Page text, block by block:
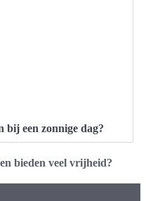
bij een zonnige dag?
bieden veel vrijheid?